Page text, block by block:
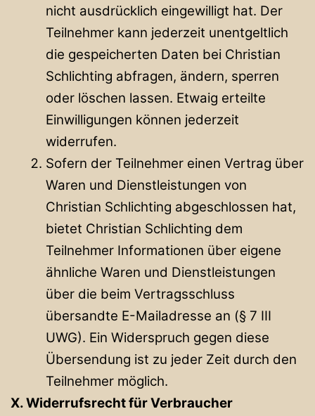
nicht ausdrücklich eingewilligt hat. Der
Teilnehmer kann jederzeit unentgeltlich
die gespeicherten Daten bei Christian
Schlichting abfragen, ändern, sperren
oder löschen lassen. Etwaig erteilte
Einwilligungen können jederzeit
widerrufen.
Sofern der Teilnehmer einen Vertrag über
Waren und Dienstleistungen von
Christian Schlichting abgeschlossen hat,
bietet Christian Schlichting dem
Teilnehmer Informationen über eigene
ähnliche Waren und Dienstleistungen
über die beim Vertragsschluss
übersandte E-Mailadresse an (§ 7 III
UWG). Ein Widerspruch gegen diese
Übersendung ist zu jeder Zeit durch den
Teilnehmer möglich.
X. Widerrufsrecht für Verbraucher